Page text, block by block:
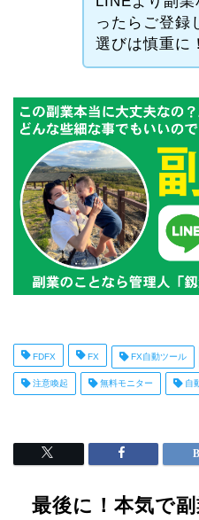
ったらご登録
選びは慎重に
FDFX FX FX自動ツール
注意喚起 無料モニター 自
最後に！本気で